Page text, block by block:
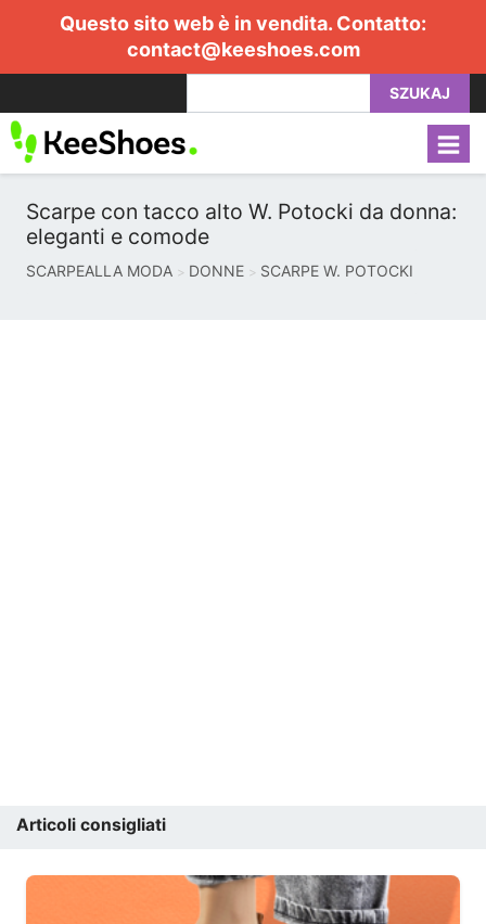
Questo sito web è in vendita. Contatto:
contact@keeshoes.com
SZUKAJ
Scarpe con tacco alto W. Potocki da donna:
eleganti e comode
SCARPEALLA MODA DONNE SCARPE W. POTOCKI
Articoli consigliati